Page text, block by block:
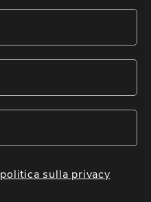
politica sulla privacy